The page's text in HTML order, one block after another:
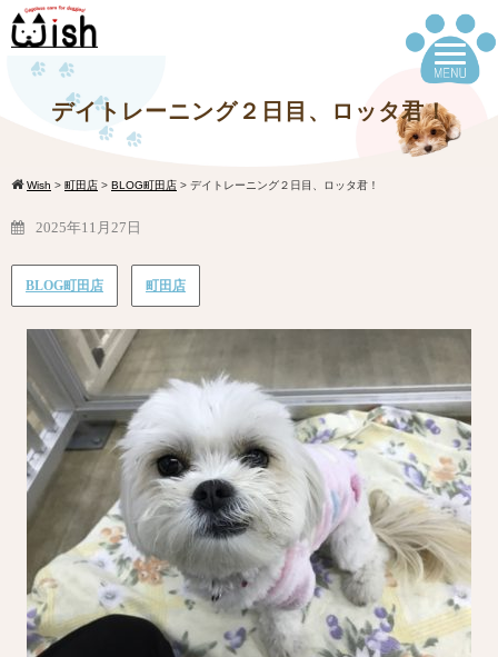
デイトレーニング２日目、ロッタ君！
Wish > 町田店 > BLOG町田店 > デイトレーニング２日目、ロッタ君！
2025年11月27日
BLOG町田店 町田店